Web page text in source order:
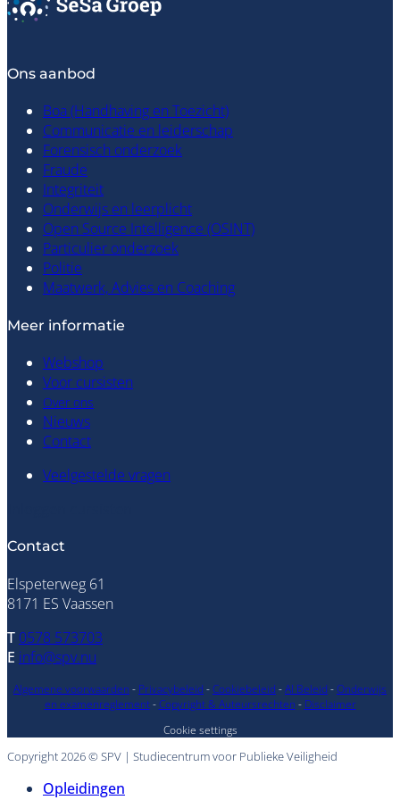
Ons aanbod
Boa (Handhaving en Toezicht)
Communicatie en leiderschap
Forensisch onderzoek
Fraude
Integriteit
Onderwijs en leerplicht
Open Source Intelligence (OSINT)
Particulier onderzoek
Politie
Maatwerk, Advies en Coaching
Meer informatie
Webshop
Voor cursisten
Over ons
Nieuws
Contact
Veelgestelde vragen
Contact
Elspeterweg 61
8171 ES Vaassen
T 0578 573703
E info@spv.nu
Algemene voorwaarden - Privacybeleid -Cookiebeleid -AI Beleid -Onderwijs
en examenreglement-Copyright & Auteursrechten - Disclaimer
Cookie settings
Copyright 2026 © SPV | Studiecentrum voor Publieke Veiligheid
Opleidingen